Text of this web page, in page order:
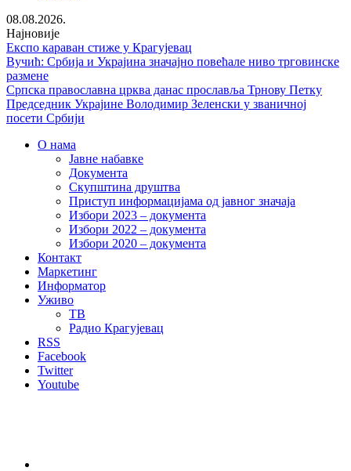
08.08.2026.
Најновије
Експо караван стиже у Крагујевац
Вучић: Србија и Украјина значајно повећале ниво трговинске
размене
Српска православна црква данас прославља Трнову Петку
Председник Украјине Володимир Зеленски у званичној
посети Србији
О нама
Јавне набавке
Документа
Скупштина друштва
Приступ информацијама од јавног значаја
Избори 2023 – документа
Избори 2022 – документа
Избори 2020 – документа
Контакт
Маркетинг
Информатор
Уживо
ТВ
Радио Крагујевац
RSS
Facebook
Twitter
Youtube